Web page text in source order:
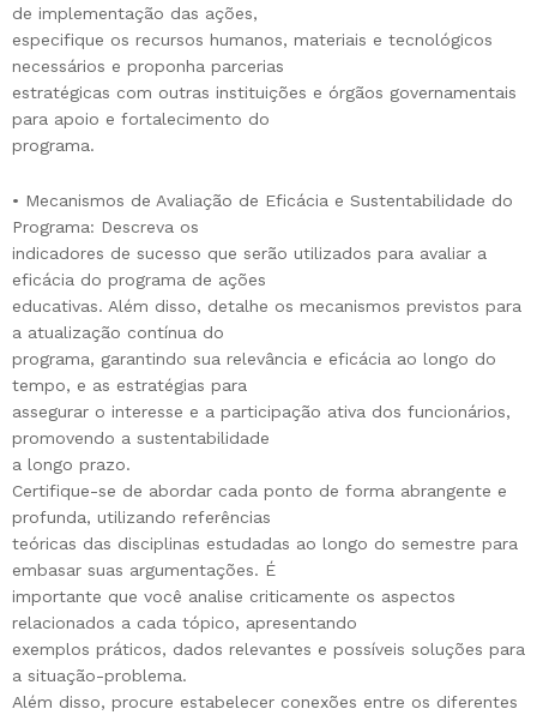
de implementação das ações,
especifique os recursos humanos, materiais e tecnológicos
necessários e proponha parcerias
estratégicas com outras instituições e órgãos governamentais
para apoio e fortalecimento do
programa.
• Mecanismos de Avaliação de Eficácia e Sustentabilidade do
Programa: Descreva os
indicadores de sucesso que serão utilizados para avaliar a
eficácia do programa de ações
educativas. Além disso, detalhe os mecanismos previstos para
a atualização contínua do
programa, garantindo sua relevância e eficácia ao longo do
tempo, e as estratégias para
assegurar o interesse e a participação ativa dos funcionários,
promovendo a sustentabilidade
a longo prazo.
Certifique-se de abordar cada ponto de forma abrangente e
profunda, utilizando referências
teóricas das disciplinas estudadas ao longo do semestre para
embasar suas argumentações. É
importante que você analise criticamente os aspectos
relacionados a cada tópico, apresentando
exemplos práticos, dados relevantes e possíveis soluções para
a situação-problema.
Além disso, procure estabelecer conexões entre os diferentes